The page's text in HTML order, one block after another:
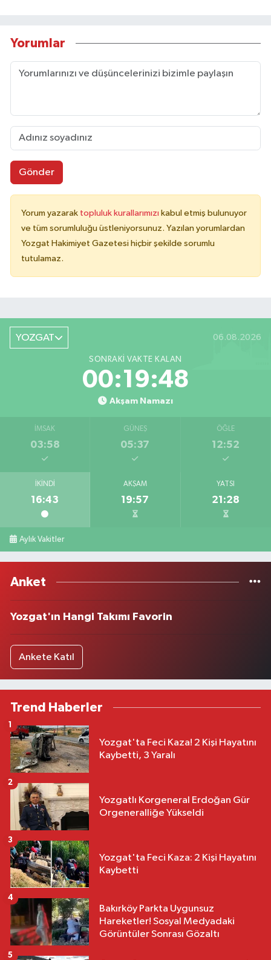
Yorumlar
Gönder
Yorum yazarak topluluk kurallarımızı kabul etmiş bulunuyor
ve tüm sorumluluğu üstleniyorsunuz. Yazılan yorumlardan
Yozgat Hakimiyet Gazetesi hiçbir şekilde sorumlu
tutulamaz.
YOZGAT 06.08.2026
SONRAKI VAKTE KALAN
00:19:48
Akşam Namazı
İMSAK
03:58
GÜNEŞ
05:37
ÖĞLE
12:52
İKINDI
16:43
AKŞAM
19:57
YATSI
21:28
Aylık Vakitler
Anket
Yozgat'ın Hangi Takımı Favorin
Ankete Katıl
Trend Haberler
Yozgat'ta Feci Kaza! 2 Kişi Hayatını
Kaybetti, 3 Yaralı
1
Yozgatlı Korgeneral Erdoğan Gür
Orgeneralliğe Yükseldi
2
Yozgat'ta Feci Kaza: 2 Kişi Hayatını
Kaybetti
3
Bakırköy Parkta Uygunsuz
Hareketler! Sosyal Medyadaki
Görüntüler Sonrası Gözaltı
4
5